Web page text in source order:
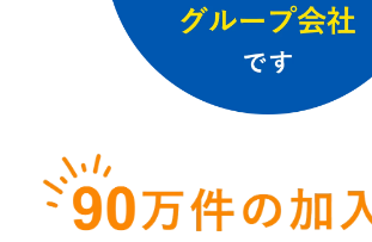
【最大13％割引】ダブル割（浴室暖房割+床暖
※都市ガス浴室暖房＋都市ガス床暖房をご利
※冬期13％、その他期3％がそれぞれ割引
する期間
※割引上限額/1ヶ月 冬期10,475円、その他期
税等相当額を含む）
※1円未満切り捨て